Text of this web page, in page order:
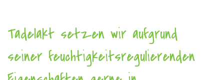
Tadelakt setzen wir aufgrund
seiner feuchtigkeitsregulierenden